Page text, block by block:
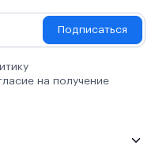
Подписаться
на получение